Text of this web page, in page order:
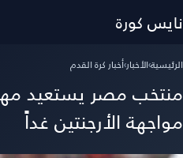
نايس كورة
الرئيسية›الأخبار›أخبار كرة القدم
منتخب مصر يستعيد
مواجهة الأرجنتين غداً